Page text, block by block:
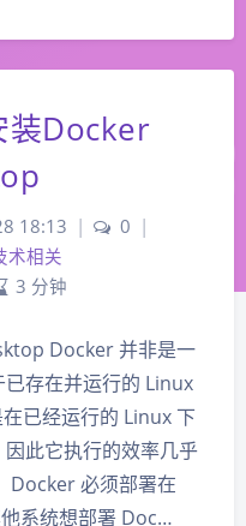
Docker
18:13 | 0 |
术相关
3 分钟
Docker 并非是一
存在并运行的 Linux
已经运行的 Linux 下
此它执行的效率几乎
Docker 必须部署在
系统想部署 Doc…